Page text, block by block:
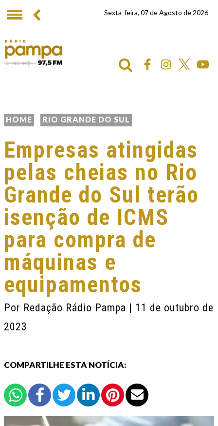
Sexta-feira, 07 de Agosto de 2026
HOME RIO GRANDE DO SUL
Empresas atingidas
pelas cheias no Rio
Grande do Sul terão
isenção de ICMS
para compra de
máquinas e
equipamentos
Por Redação Rádio Pampa | 11 de outubro de
2023
COMPARTILHE ESTA NOTÍCIA: